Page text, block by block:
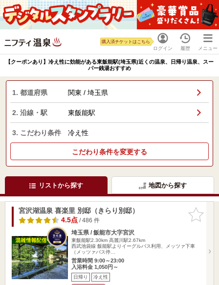
ログイン
購入済チケットはこちら
履歴 メニュー
【クーポンあり】冷え性に効能がある東飯能駅(埼玉県)近くの温泉、日帰り温泉、スー
パー銭湯おすすめ
1. 都道府県 関東 / 埼玉県
2. 沿線・駅 東飯能駅
3. こだわり条件 冷え性
こだわり条件を変更する
リストから探す 地図から探す
お気に入
りに追加
宮沢湖温泉 喜楽里 別邸（きらり別邸）
4.5点/ 486 件
埼玉県 / 飯能市大字宮沢
東飯能駅2.30km 高麗川駅2.67km
西武池袋線 飯能駅よりイーグルバス利用、メッツァ下車
（メッツァバス停…
営業時間 9:00～23:00
入浴料金 1,050円～
日帰り 冷え性